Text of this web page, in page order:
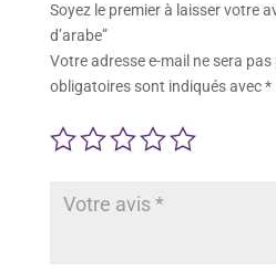
Soyez le premier à laisser votre
d’arabe”
Votre adresse e-mail ne sera pas
obligatoires sont indiqués avec*